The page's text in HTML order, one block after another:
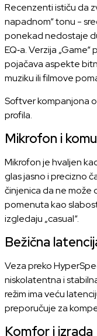
Recenzenti ističu da
napadnom“ tonu -
ponekad nedostaje
EQ‑a. Verzija
pojačava aspekte
muziku ili filmove
Softver kompanjona
profila.
Mikrofon i
Mikrofon je hvaljen
glas jasno i precizno
činjenica da ne može
pomenuta kao
izgledaju „casual“.
Bežična
Veza preko
niskolatentna i
režim ima veću
preporučuje za
Komfor i izrada